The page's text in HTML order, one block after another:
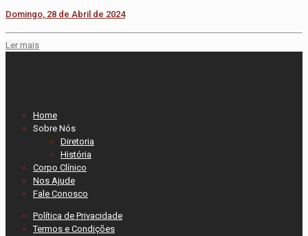
Domingo, 28 de Abril de 2024
Ler mais
Home
Sobre Nós
Diretoria
História
Corpo Clínico
Nos Ajude
Fale Conosco
Política de Privacidade
Termos e Condições